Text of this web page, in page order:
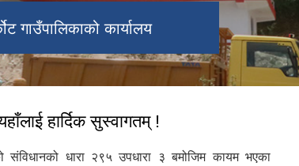
गाउँपालिकाको कार्यालय
एतिहासिक धुर्कोटकोट
केन्द्र रहेकाे ठाउँ बर्वाेट
हार्दिक सुस्वागतम् !
संविधानको धारा २९५ उपधारा ३ बमोजिम कायम भएका